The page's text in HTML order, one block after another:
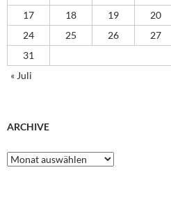
17
18 19 20
24
25 26 27
31
« Juli
ARCHIVE
Archive